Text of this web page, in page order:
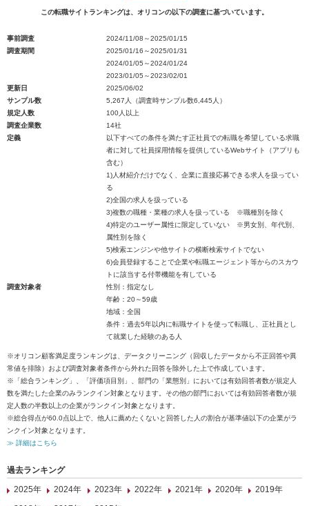
この転職サイトランキングは、オリコンの以下の調査に基づいています。
事前調査
2024/11/08～2025/01/15
調査期間
2025/01/16～2025/01/31
2024/01/05～2024/01/24
2023/01/05～2023/02/01
更新日
2025/06/02
サンプル数
5,267人（調査時サンプル数6,445人）
規定人数
100人以上
調査企業数
14社
定義
以下すべての条件を満たす正社員での転職を希望している求職
者に対して社員採用情報を提供しているWebサイト（アプリも
含む）
1)人材紹介だけでなく、企業に直接応募できる求人を扱ってい
る
2)全国の求人を扱っている
3)複数の職種・業種の求人を扱っている ※職種別を除く
4)特定のユーザー属性に限定していない ※男女別、年代別、
属性別を除く
5)検索エンジンや他サイトの横断検索サイトでない
6)会員登録することで企業や転職エージェント等からのスカウ
トに該当する付帯機能を有している
調査対象者
性別：指定なし
年齢：20～59歳
地域：全国
条件：過去5年以内に転職サイトを使って転職し、正社員とし
て就業した経験のある人
※オリコン顧客満足度ランキングは、データクリーニング（回収したデータから不正回答や異
常値を排除）および調査対象者条件から外れた回答を除外した上で作成しています。
※「総合ランキング」、「評価項目別」、部門の「業態別」においては有効回答者数が規定人
数を満たした企業のみランクイン対象となります。その他の部門においては有効回答者数が規
定人数の半数以上の企業がランクイン対象となります。
※総合得点が60.0点以上で、他人に薦めたくないと回答した人の割合が基準値以下の企業がラ
ンクイン対象となります。
≫ 詳細はこちら
過去ランキング
2025年
2024年 2023年 2022年 2021年 2020年
2019年